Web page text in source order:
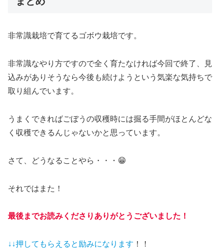
非常識栽培で育てるゴボウ栽培です。
非常識なやり方ですので全く育たなければ今回で終了、見
込みがありそうなら今後も続けようという気楽な気持ちで
取り組んでいます。
うまくできればごぼうの収穫時には掘る手間がほとんどな
く収穫できるんじゃないかと思っています。
さて、どうなることやら・・・😁
それではまた！
最後までお読みくださりありがとうございました！
↓↓押してもらえると 励みになります ！！